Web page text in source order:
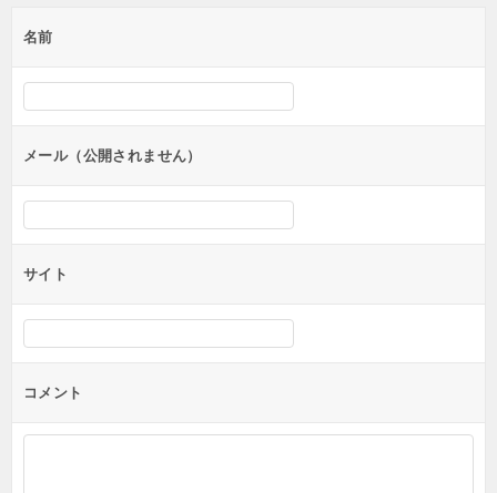
ー
シ
ン
名前
メール（公開されません）
サイト
コメント